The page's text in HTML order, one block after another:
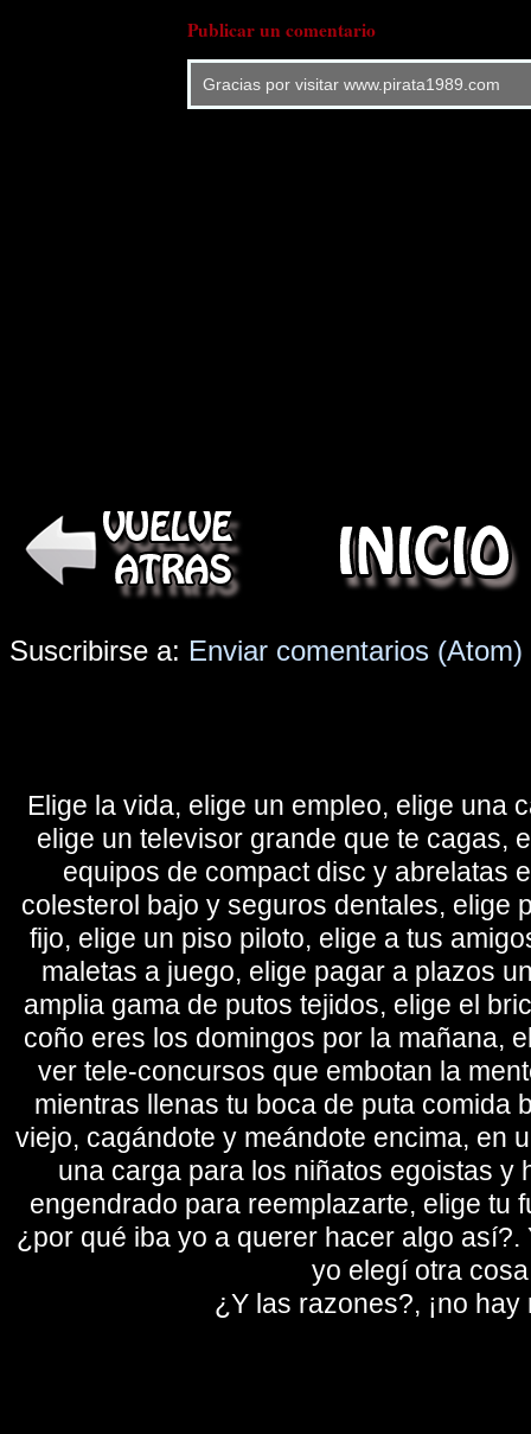
Publicar un comentario
Gracias por visitar www.pirata1989.com
Suscribirse a: Enviar comentarios (Atom)
Elige la vida, elige un empleo, elige una
elige un televisor grande que te cagas,
equipos de compact disc y abrelatas
colesterol bajo y seguros dentales, elige
fijo, elige un piso piloto, elige a tus
maletas a juego, elige pagar a plazos
amplia gama de putos tejidos, elige el
coño eres los domingos por la mañana,
ver tele-concursos que embotan la
mientras llenas tu boca de puta comida
viejo, cagándote y meándote encima, en
una carga para los niñatos egoistas y
engendrado para reemplazarte, elige tu
¿por qué iba yo a querer hacer algo así?.
yo elegí otra
¿Y las razones?, ¡no hay